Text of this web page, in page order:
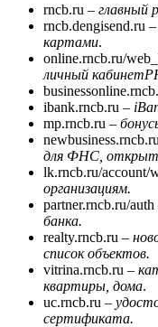
rncb.ru – главный
rncb.dengisend.ru –
картами.
online.rncb.ru/
личный кабинет
ibank.rncb.ru –
mp.rncb.ru –
для ФНС,
lk.rncb.ru/account/
организациям.
partner.rncb.ru/auth
банка.
realty.rncb.ru –
список объектов.
vitrina.rncb.ru –
квартиры, дома.
uc.rncb.ru –
сертификата.